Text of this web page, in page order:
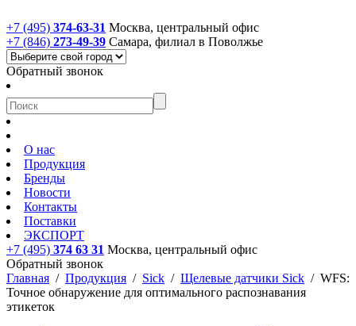
+7 (495) 374-63-31 Москва, центральный офис
+7 (846) 273-49-39 Самара, филиал в Поволжье
Обратный звонок
О нас
Продукция
Бренды
Новости
Контакты
Поставки
ЭКСПОРТ
+7 (495) 374 63 31 Москва, центральный офис
Обратный звонок
Главная / Продукция / Sick / Щелевые датчики Sick / WFS:
Точное обнаружение для оптимального распознавания
этикеток